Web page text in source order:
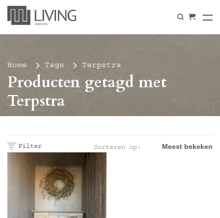
Home Tags Terpstra
Producten getagd met
Terpstra
Filter Sorteren op: